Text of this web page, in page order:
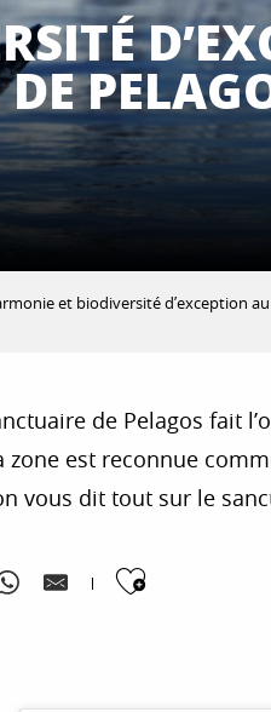
et biodiversité d’exception
de Pelagos fait
est reconnue
vous dit tout sur le
Ajouter